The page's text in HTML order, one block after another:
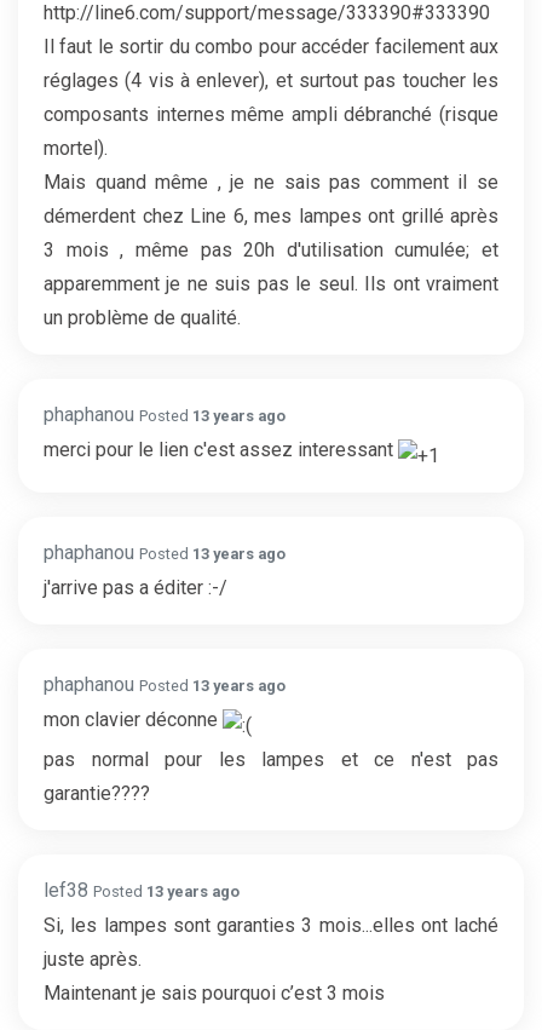
http://line6.com/support/message/333390#333390
Il faut le sortir du combo pour accéder facilement aux
réglages (4 vis à enlever), et surtout pas toucher les
composants internes même ampli débranché (risque
mortel).
Mais quand même , je ne sais pas comment il se
démerdent chez Line 6, mes lampes ont grillé après
3 mois , même pas 20h d'utilisation cumulée; et
apparemment je ne suis pas le seul. Ils ont vraiment
un problème de qualité.
phaphanou Posted 13 years ago
merci pour le lien c'est assez interessant
phaphanou Posted 13 years ago
j'arrive pas a éditer :-/
phaphanou Posted 13 years ago
mon clavier déconne
pas normal pour les lampes et ce n'est pas
garantie????
lef38 Posted 13 years ago
Si, les lampes sont garanties 3 mois...elles ont laché
juste après.
Maintenant je sais pourquoi c’est 3 mois